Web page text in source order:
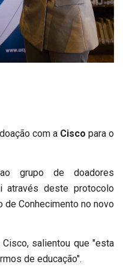
com a Cisco para o
grupo de doadores
através deste protocolo
de Conhecimento no novo
salientou que "esta
de educação".